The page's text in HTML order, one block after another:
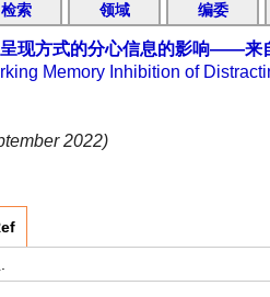
检索 领域 编委
现方式的分心信息的影响——来
Memory Inhibition of
2022)